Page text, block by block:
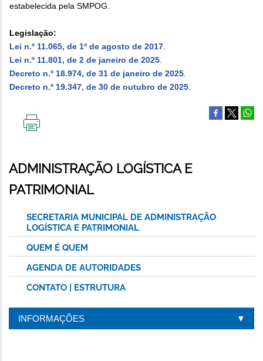
estabelecida pela SMPOG.
Legislação:
Lei n.º 11.065, de 1º de agosto de 2017
Lei n.º 11.801, de 2 de janeiro de 2025
Decreto n.º 18.974, de 31 de janeiro de 2025
Decreto n.º 19.347, de 30 de outubro de 2025
ADMINISTRAÇÃO LOGÍSTICA E
PATRIMONIAL
SECRETARIA MUNICIPAL DE ADMINISTRAÇÃO
LOGÍSTICA E PATRIMONIAL
QUEM É QUEM
AGENDA DE AUTORIDADES
CONTATO | ESTRUTURA
INFORMAÇÕES